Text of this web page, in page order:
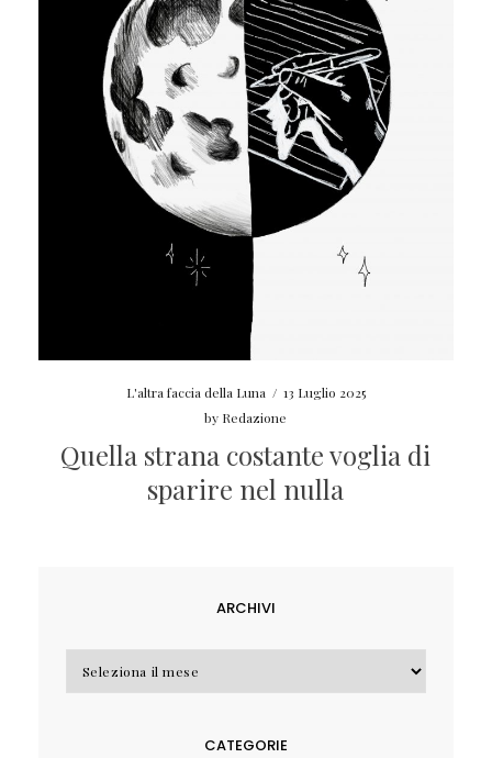
L'altra faccia della Luna / 13 Luglio 2025
by Redazione
Quella strana costante voglia di
sparire nel nulla
ARCHIVI
CATEGORIE